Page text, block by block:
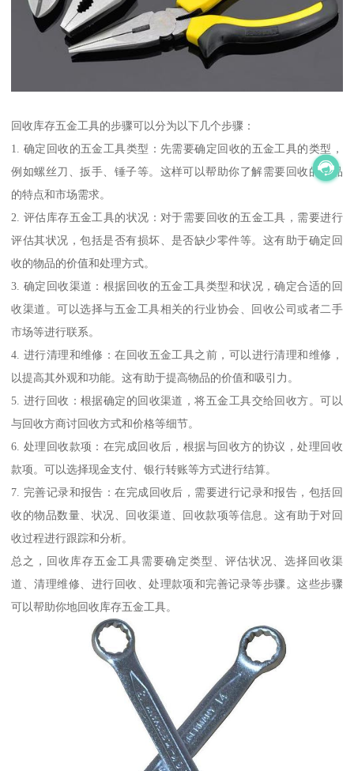
回收库存五金工具的步骤可以分为以下几个步骤：
1. 确定回收的五金工具类型：先需要确定回收的五金工具的类型，
例如螺丝刀、扳手、锤子等。这样可以帮助你了解需要回收的物品
的特点和市场需求。
2. 评估库存五金工具的状况：对于需要回收的五金工具，需要进行
评估其状况，包括是否有损坏、是否缺少零件等。这有助于确定回
收的物品的价值和处理方式。
3. 确定回收渠道：根据回收的五金工具类型和状况，确定合适的回
收渠道。可以选择与五金工具相关的行业协会、回收公司或者二手
市场等进行联系。
4. 进行清理和维修：在回收五金工具之前，可以进行清理和维修，
以提高其外观和功能。这有助于提高物品的价值和吸引力。
5. 进行回收：根据确定的回收渠道，将五金工具交给回收方。可以
与回收方商讨回收方式和价格等细节。
6. 处理回收款项：在完成回收后，根据与回收方的协议，处理回收
款项。可以选择现金支付、银行转账等方式进行结算。
7. 完善记录和报告：在完成回收后，需要进行记录和报告，包括回
收的物品数量、状况、回收渠道、回收款项等信息。这有助于对回
收过程进行跟踪和分析。
总之，回收库存五金工具需要确定类型、评估状况、选择回收渠
道、清理维修、进行回收、处理款项和完善记录等步骤。这些步骤
可以帮助你地回收库存五金工具。